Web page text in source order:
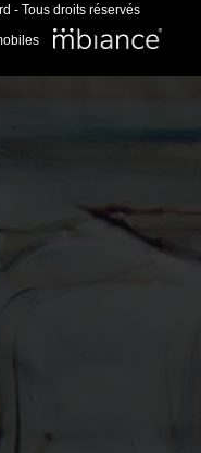
- Tous droits réservés